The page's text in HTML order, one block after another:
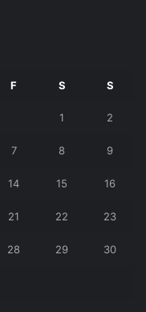
F S S
1 2
7 8 9
14 15 16
21 22 23
28 29 30